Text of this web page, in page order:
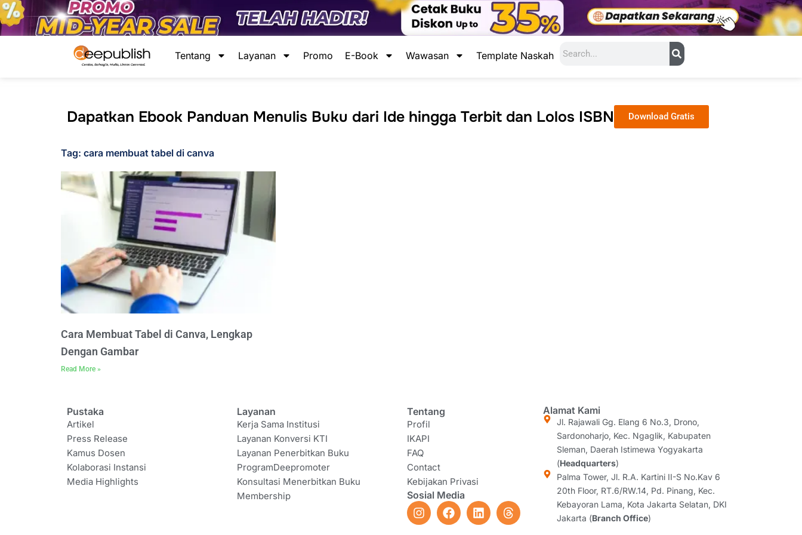
Lewati
ke
konten
Tentang
Layanan Promo E-Book Wawasan Template Naskah
Dapatkan Ebook Panduan Menulis Buku dari Ide hingga Terbit dan Lolos ISBN Download Gratis
Tag: cara membuat tabel di canva
Cara Membuat Tabel di Canva, Lengkap
Dengan Gambar
Read More »
Pustaka
Artikel
Press Release
Kamus Dosen
Kolaborasi Instansi
Media Highlights
Layanan
Kerja Sama Institusi
Layanan Konversi KTI
Layanan Penerbitkan Buku
ProgramDeepromoter
Konsultasi Menerbitkan Buku
Membership
Tentang
Profil
IKAPI
FAQ
Contact
Kebijakan Privasi
Sosial Media
I
n
F
a
L
i
T
h
Alamat Kami
Jl. Rajawali Gg. Elang 6 No.3, Drono,
Sardonoharjo, Kec. Ngaglik, Kabupaten
Sleman, Daerah Istimewa Yogyakarta
(Headquarters)
Palma Tower, Jl. R.A. Kartini II-S No.Kav 6
20th Floor, RT.6/RW.14, Pd. Pinang, Kec.
Kebayoran Lama, Kota Jakarta Selatan, DKI
Jakarta (Branch Office)